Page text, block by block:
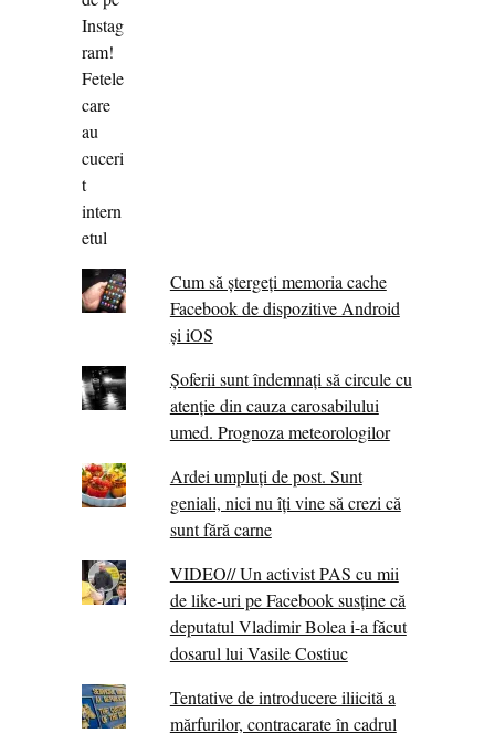
Cum să ștergeți memoria cache
Facebook de dispozitive Android
și iOS
Șoferii sunt îndemnați să circule cu
atenție din cauza carosabilului
umed. Prognoza meteorologilor
Ardei umpluți de post. Sunt
geniali, nici nu îți vine să crezi că
sunt fără carne
VIDEO// Un activist PAS cu mii
de like-uri pe Facebook susține că
deputatul Vladimir Bolea i-a făcut
dosarul lui Vasile Costiuc
Tentative de introducere iliicită a
mărfurilor, contracarate în cadrul